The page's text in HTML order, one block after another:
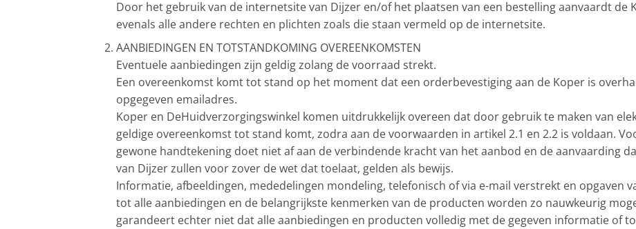
Door het gebruik van de internetsite van Dijzer en/of het plaatsen van een bestelling aanvaardt de
evenals alle andere rechten en plichten zoals die staan vermeld op de internetsite.
AANBIEDINGEN EN TOTSTANDKOMING OVEREENKOMSTEN
Eventuele aanbiedingen zijn geldig zolang de voorraad strekt.
Een overeenkomst komt tot stand op het moment dat een orderbevestiging aan de Koper is
opgegeven emailadres.
Koper en DeHuidverzorgingswinkel komen uitdrukkelijk overeen dat door gebruik te maken van
geldige overeenkomst tot stand komt, zodra aan de voorwaarden in artikel 2.1 en 2.2 is voldaan.
gewone handtekening doet niet af aan de verbindende kracht van het aanbod en de aanvaarding
van Dijzer zullen voor zover de wet dat toelaat, gelden als bewijs.
Informatie, afbeeldingen, mededelingen mondeling, telefonisch of via e-mail verstrekt en opgaven
tot alle aanbiedingen en de belangrijkste kenmerken van de producten worden zo nauwkeurig
garandeert echter niet dat alle aanbiedingen en producten volledig met de gegeven informatie of